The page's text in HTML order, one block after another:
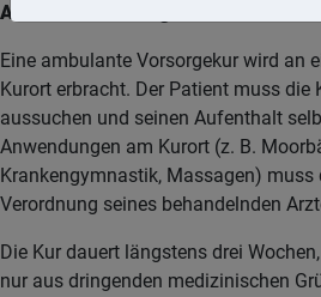
Ambulante Vorsorgekur
Eine ambulante Vorsorgekur wird an
Kurort erbracht. Der Patient muss die
aussuchen und seinen Aufenthalt
Anwendungen am Kurort (z. B.
Krankengymnastik, Massagen) muss
Verordnung seines behandelnden
Die Kur dauert längstens drei
nur aus dringenden medizinischen